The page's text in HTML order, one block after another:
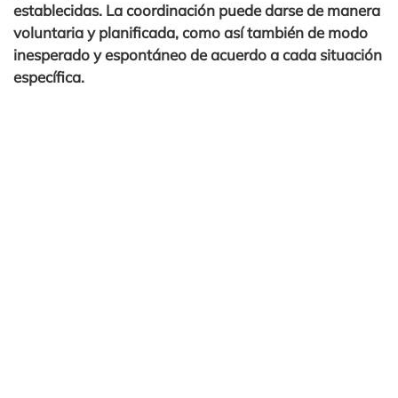
establecidas. La coordinación puede darse de manera
voluntaria y planificada, como así también de modo
inesperado y espontáneo de acuerdo a cada situación
específica.